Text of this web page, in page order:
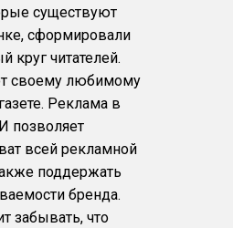
существуют
сформировали
круг читателей.
своему любимому
Реклама в
позволяет
всей рекламной
поддержать
бренда.
забывать, что